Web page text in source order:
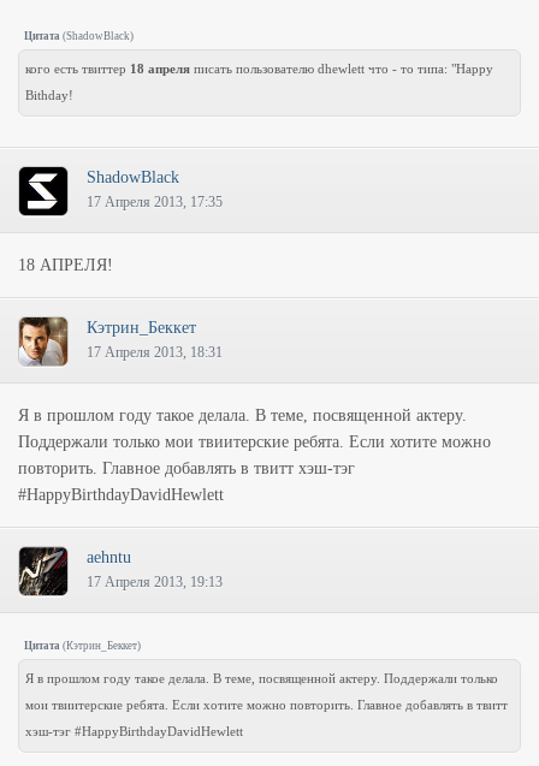
Цитата (ShadowBlack)
кого есть твиттер 18 апреля писать пользователю dhewlett что - то типа: "Happy
Bithday!
ShadowBlack
17 Апреля 2013, 17:35
18 АПРЕЛЯ!
Кэтрин_Беккет
17 Апреля 2013, 18:31
Я в прошлом году такое делала. В теме, посвященной актеру.
Поддержали только мои твиитерские ребята. Если хотите можно
повторить. Главное добавлять в твитт хэш-тэг
#HappyBirthdayDavidHewlett
aehntu
17 Апреля 2013, 19:13
Цитата (Кэтрин_Беккет)
Я в прошлом году такое делала. В теме, посвященной актеру. Поддержали только
мои твиитерские ребята. Если хотите можно повторить. Главное добавлять в твитт
хэш-тэг #HappyBirthdayDavidHewlett